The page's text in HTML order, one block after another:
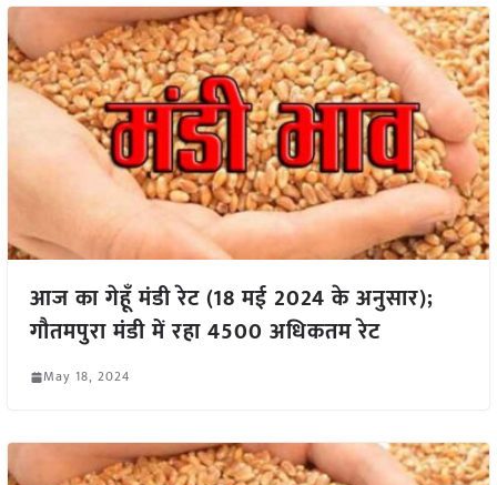
आज का गेहूँ मंडी रेट (18 मई 2024 के अनुसार);
गौतमपुरा मंडी में रहा 4500 अधिकतम रेट
May 18, 2024